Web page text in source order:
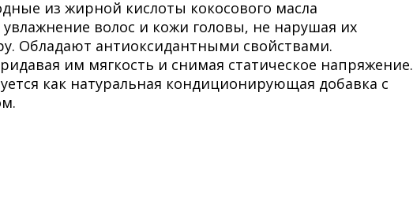
из жирной кислоты кокосового масла
волос и кожи головы, не нарушая их
Обладают антиоксидантными свойствами.
им мягкость и снимая статическое напряжение.
как натуральная кондиционирующая добавка с